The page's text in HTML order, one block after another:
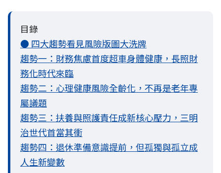
目錄
● 四大趨勢看見風險版圖大洗牌
趨勢一：財務焦慮首度超車身體健康，長照財
務化時代來臨
趨勢二：心理健康風險全齡化，不再是老年專
屬議題
趨勢三：扶養與照護責任成新核心壓力，三明
治世代首當其衝
趨勢四：退休準備意識提前，但孤獨與孤立成
人生新變數